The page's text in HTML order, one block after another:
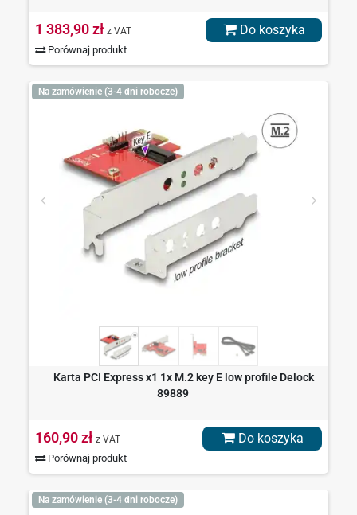
1 383,90 zł z VAT
Porównaj produkt
Do koszyka
Na zamówienie (3-4 dni robocze)
Karta PCI Express x1 1x M.2 key E low profile Delock
89889
160,90 zł z VAT
Porównaj produkt
Do koszyka
Na zamówienie (3-4 dni robocze)